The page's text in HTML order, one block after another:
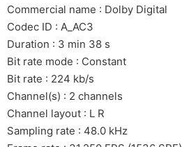
Commercial name : Dolby Digital
Codec ID : A_AC3
Duration : 3 min 38 s
Bit rate mode : Constant
Bit rate : 224 kb/s
Channel(s) : 2 channels
Channel layout : L R
Sampling rate : 48.0 kHz